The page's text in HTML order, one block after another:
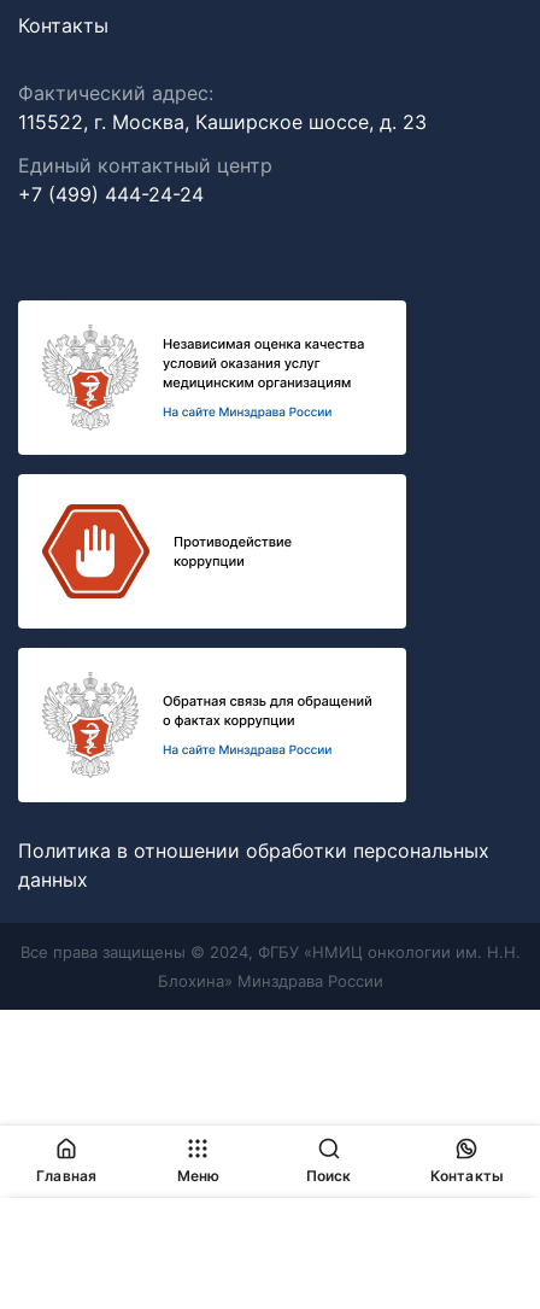
Контакты
Фактический адрес:
115522, г. Москва, Каширское шоссе, д. 23
Единый контактный центр
+7 (499) 444-24-24
Политика в отношении обработки персональных
данных
Все права защищены © 2024, ФГБУ «НМИЦ онкологии им. Н.Н.
Блохина» Минздрава России
Главная Меню Поиск Контакты